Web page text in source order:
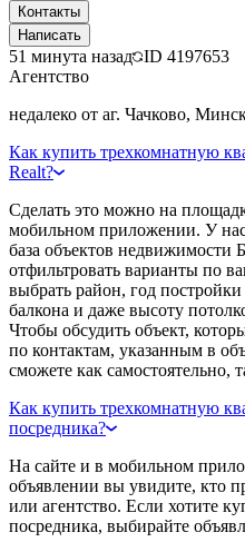
Контакты
Написать
51 минута назад ID 4197653
Агентство
недалеко от аг. Чачково,
Как купить трехкомнатную
Realt?
Сделать это можно на
мобильном приложении. У
база объектов недвижимости
отфильтровать варианты по
выбрать район, год
балкона и даже высоту
Чтобы обсудить объект,
по контактам, указанным в
сможете как самостоятельно,
Как купить трехкомнатную
посредника?
На сайте и в мобильном
объявлении вы увидите, кто
или агентство. Если хотите
посредника, выбирайте